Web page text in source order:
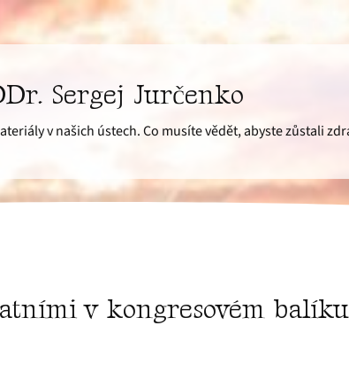
Sergej Jurčenko
v našich ústech. Co musíte vědět, abyste zůstali
v kongresovém